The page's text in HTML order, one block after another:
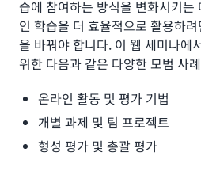
습에 참여하는 방식을 변화시키는
인 학습을 더 효율적으로 활용하
을 바꿔야 합니다. 이 웹 세미나에
위한 다음과 같은 다양한 모범 사
온라인 활동 및 평가 기법
개별 과제 및 팀 프로젝트
형성 평가 및 총괄 평가